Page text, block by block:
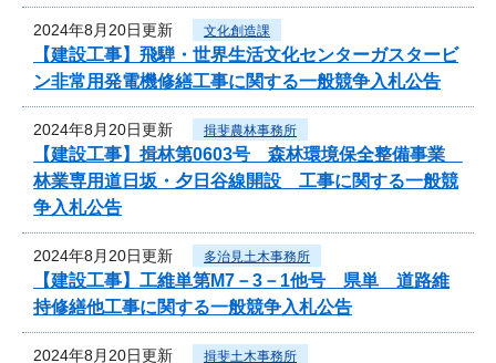
2024年8月20日更新 文化創造課
【建設工事】飛騨・世界生活文化センターガスタービ
ン非常用発電機修繕工事に関する一般競争入札公告
2024年8月20日更新 揖斐農林事務所
【建設工事】揖林第0603号 森林環境保全整備事業
林業専用道日坂・夕日谷線開設 工事に関する一般競
争入札公告
2024年8月20日更新 多治見土木事務所
【建設工事】工維単第M7－3－1他号 県単 道路維
持修繕他工事に関する一般競争入札公告
2024年8月20日更新 揖斐土木事務所